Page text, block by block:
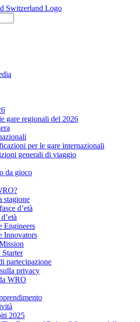
gare regionali del 2026
per le gare internazionali
generali di viaggio
da gioco
stagione
d’età
Engineers
Innovators
partecipazione
privacy
WRO
2025